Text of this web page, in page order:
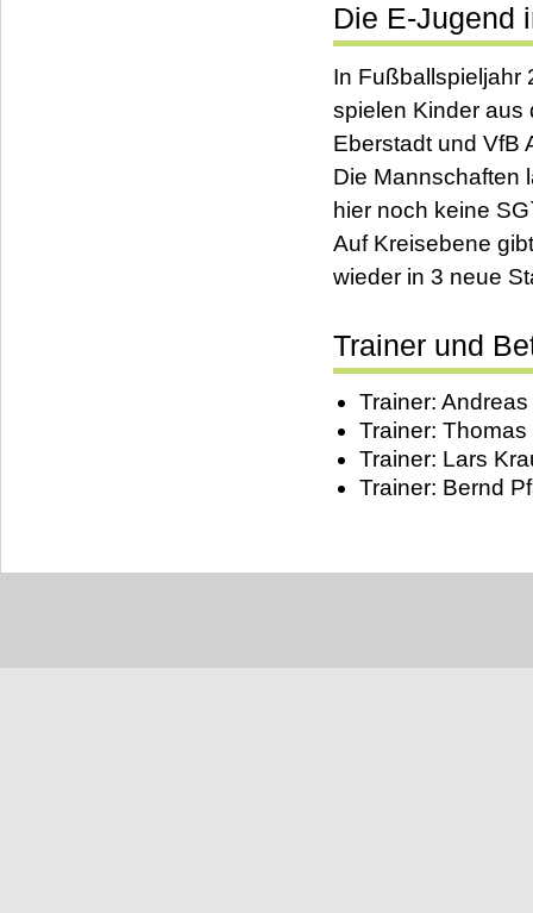
Die E-Jugend
In Fußballspieljahr
spielen Kinder aus
Eberstadt und VfB
Die Mannschaften
hier noch keine
Auf Kreisebene
wieder in 3 neue
Trainer und
Trainer:
Trainer:
Trainer: Lars
Trainer: Bernd